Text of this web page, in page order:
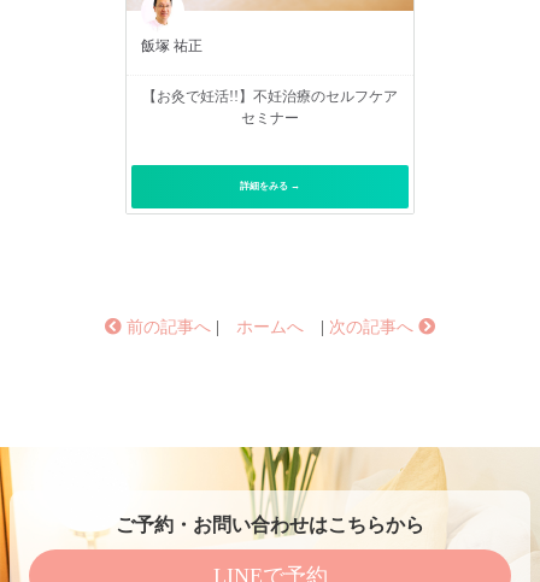
飯塚 祐正
【お灸で妊活!!】不妊治療のセルフケア
セミナー
詳細をみる →
前の記事へ ホームへ 次の記事へ
ご予約・お問い合わせはこちらから
LINEで予約